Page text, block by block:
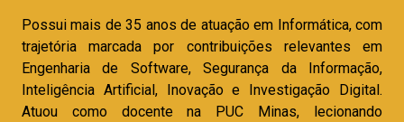
Possui mais de 35 anos de atuação em Informática, com
trajetória marcada por contribuições relevantes em
Engenharia de Software, Segurança da Informação,
Inteligência Artificial, Inovação e Investigação Digital.
Atuou como docente na PUC Minas, lecionando